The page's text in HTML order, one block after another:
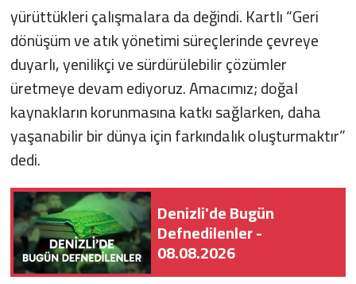
yürüttükleri çalışmalara da değindi. Kartlı “Geri
dönüşüm ve atık yönetimi süreçlerinde çevreye
duyarlı, yenilikçi ve sürdürülebilir çözümler
üretmeye devam ediyoruz. Amacımız; doğal
kaynakların korunmasına katkı sağlarken, daha
yaşanabilir bir dünya için farkındalık oluşturmaktır”
dedi.
Denizli'de Bugün
Defnedilenler -
08.08.2026